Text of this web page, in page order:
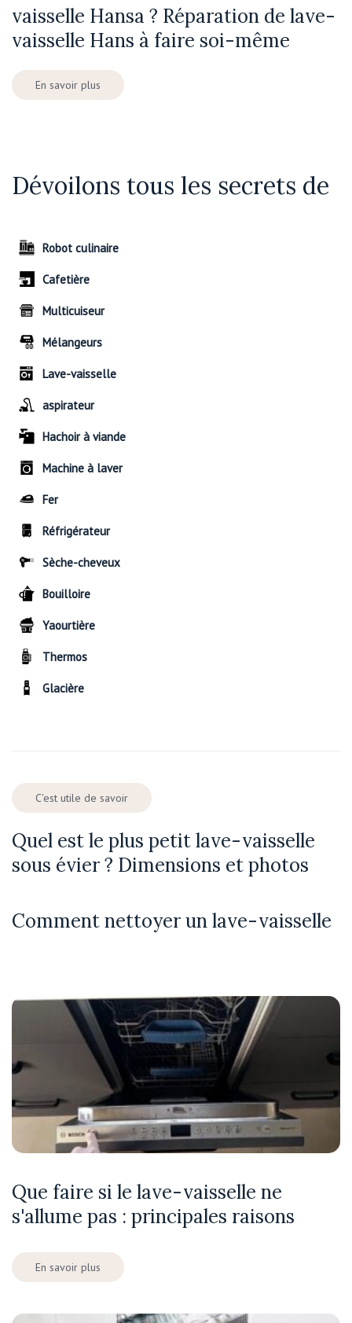
vaisselle Hansa ? Réparation de lave-
vaisselle Hans à faire soi-même
En savoir plus
Dévoilons tous les secrets de
Robot culinaire
Cafetière
Multicuiseur
Mélangeurs
Lave-vaisselle
aspirateur
Hachoir à viande
Machine à laver
Fer
Réfrigérateur
Sèche-cheveux
Bouilloire
Yaourtière
Thermos
Glacière
C'est utile de savoir
Quel est le plus petit lave-vaisselle
sous évier ? Dimensions et photos
Comment nettoyer un lave-vaisselle
Que faire si le lave-vaisselle ne
s'allume pas : principales raisons
En savoir plus